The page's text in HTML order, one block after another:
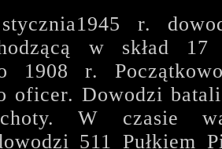
r.
w skład
1908 r.
oficer. Dowodzi
W czasie
511 Pułkiem